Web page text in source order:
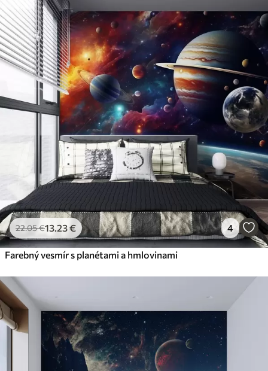
22.05€13 .23€ 4
Farebný vesmír s planétami a hmlovinami